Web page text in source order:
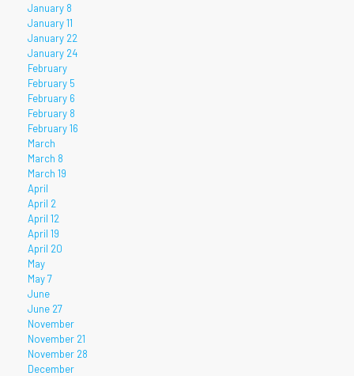
January 8
January 11
January 22
January 24
February
February 5
February 6
February 8
February 16
March
March 8
March 19
April
April 2
April 12
April 19
April 20
May
May 7
June
June 27
November
November 21
November 28
December